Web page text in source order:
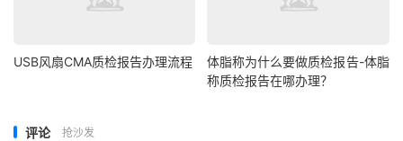
USB风扇CMA质检报告办理流程
体脂称为什么要做质检报告-体脂
称质检报告在哪办理？
评论 抢沙发